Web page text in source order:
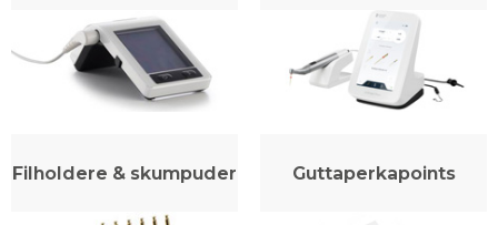
Filholdere & skumpuder Guttaperkapoints